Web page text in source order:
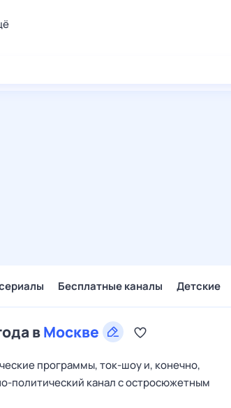
Бесплатные каналы Детские
вМоскве
программы, ток-шоу и, конечно,
политический канал с остросюжетным